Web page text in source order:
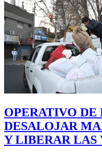
OPERATIVO DE
DESALOJAR
Y LIBERAR LAS